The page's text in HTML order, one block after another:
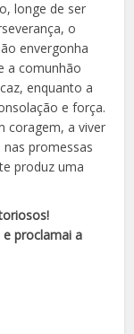
longe de ser
o
envergonha
a comunhão
enquanto a
e força.
coragem, a viver
promessas
produz uma
proclamai a